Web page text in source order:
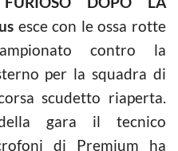
esce con le ossa rotte
contro la
per la squadra di
scudetto riaperta.
gara il tecnico
di Premium ha